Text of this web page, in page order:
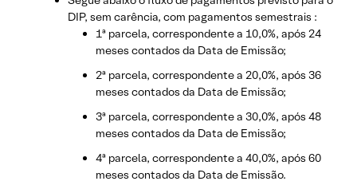
DIP, sem carência, com pagamentos semestrais :
1ª parcela, correspondente a 10,0%, após 24
meses contados da Data de Emissão;
2ª parcela, correspondente a 20,0%, após 36
meses contados da Data de Emissão;
3ª parcela, correspondente a 30,0%, após 48
meses contados da Data de Emissão;
4ª parcela, correspondente a 40,0%, após 60
meses contados da Data de Emissão.